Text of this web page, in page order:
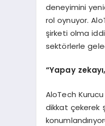
deneyimini
rol oynuyor.
şirketi olma
sektörlerle
“Yapay
AloTech
dikkat çekerek